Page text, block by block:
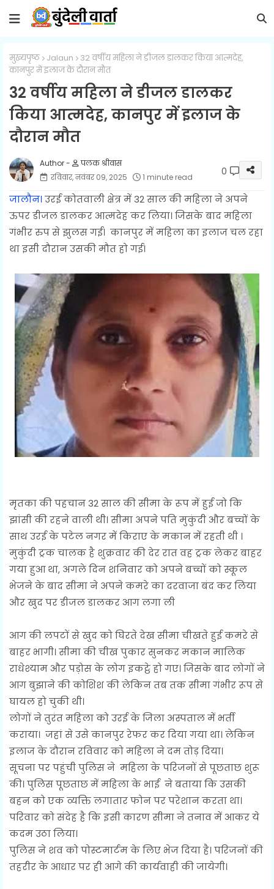
मुख्यपृष्ठ Jalaun
32 वर्षीय महिला ने डीजल डालकर किया आत्मदेह,
कानपुर में इलाज के दौरान मौत
32 वर्षीय महिला ने डीजल डालकर
किया आत्मदेह, कानपुर में इलाज के
दौरान मौत
पलक श्रीवास
रविवार, नवंबर 09, 2025
1 minute read 0
जालौन।उरई कोतवाली क्षेत्र में 32 साल की महिला ने अपने
ऊपर डीजल डालकर आत्मदेह कर लिया। जिसके बाद महिला
गंभीर रुप से झुलस गई। कानपुर में महिला का इलाज चल रहा
था इसी दौरान उसकी मौत हो गई।
मृतका की पहचान 32 साल की सीमा के रूप में हुई जो कि
झांसी की रहने वाली थी। सीमा अपने पति मुकुंदी और बच्चों के
साथ उरई के पटेल नगर में किराए के मकान में रहती थी ।
मुकुंदी ट्रक चालक है शुक्रवार की देर रात वह ट्रक लेकर बाहर
गया हुआ था, अगले दिन शनिवार को अपने बच्चों को स्कूल
भेजने के बाद सीमा ने अपने कमरे का दरवाजा बंद कर लिया
और खुद पर डीजल डालकर आग लगा ली
आग की लपटों से खुद को घिरते देख सीमा चीखते हुई कमरे से
बाहर भागी। सीमा की चीख पुकार सुनकर मकान मालिक
राधेश्याम और पड़ोस के लोग इकट्ठे हो गए। जिसके बाद लोगों ने
आग बुझाने की कोशिश की लेकिन तब तक सीमा गंभीर रूप से
घायल हो चुकी थी।
लोगों ने तुरंत महिला को उरई के जिला अस्पताल में भर्ती
कराया। जहां से उसे कानपुर रेफर कर दिया गया था। लेकिन
इलाज के दौरान रविवार को महिला ने दम तोड़ दिया।
सूचना पर पहुंची पुलिस ने महिला के परिजनों से पूछताछ शुरू
की। पुलिस पूछताछ में महिला के भाई ने बताया कि उसकी
बहन को एक व्यक्ति लगातार फोन पर परेशान करता था।
परिवार को संदेह है कि इसी कारण सीमा ने तनाव में आकर ये
कदम उठा लिया।
पुलिस ने शव को पोस्टमार्टम के लिए भेज दिया है। परिजनों की
तहरीर के आधार पर ही आगे की कार्यवाही की जायेगी।